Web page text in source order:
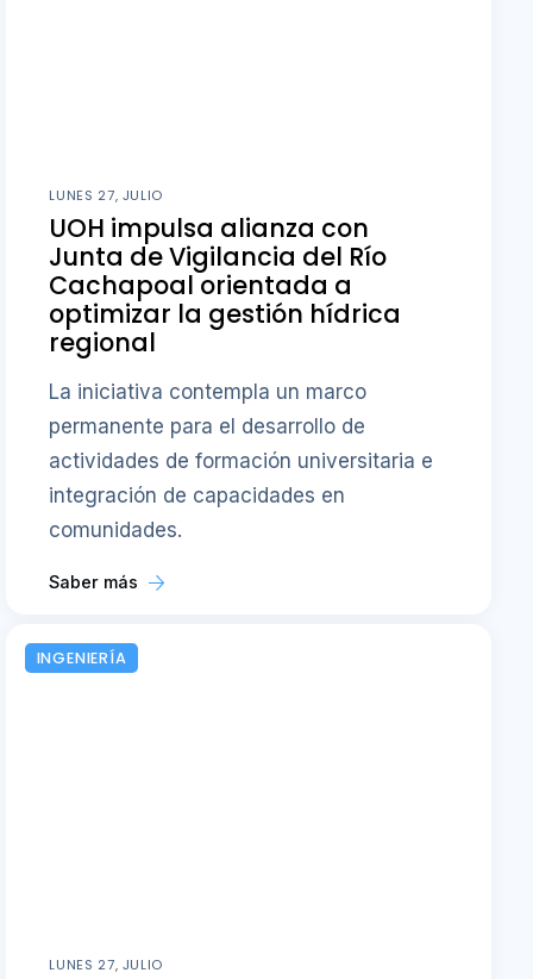
LUNES 27, JULIO
UOH impulsa alianza con
Junta de Vigilancia del Río
Cachapoal orientada a
optimizar la gestión hídrica
regional
La iniciativa contempla un marco
permanente para el desarrollo de
actividades de formación universitaria e
integración de capacidades en
comunidades.
Saber más
INGENIERÍA
LUNES 27, JULIO